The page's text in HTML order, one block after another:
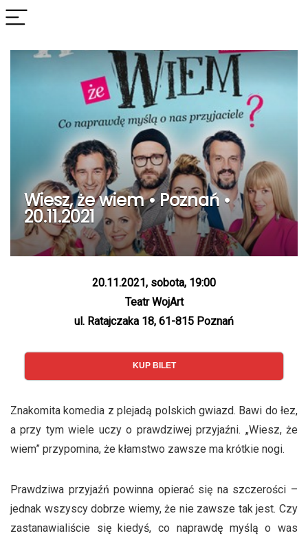
Wiesz, że wiem • Poznań •
20.11.2021
20.11.2021, sobota, 19:00
Teatr WojArt
ul. Ratajczaka 18, 61-815 Poznań
KUP BILET
Znakomita komedia z plejadą polskich gwiazd. Bawi do łez,
a przy tym wiele uczy o prawdziwej przyjaźni. „Wiesz, że
wiem” przypomina, że kłamstwo zawsze ma krótkie nogi.
Prawdziwa przyjaźń powinna opierać się na szczerości –
jednak wszyscy dobrze wiemy, że nie zawsze tak jest. Czy
zastanawialiście się kiedyś, co naprawdę myślą o was